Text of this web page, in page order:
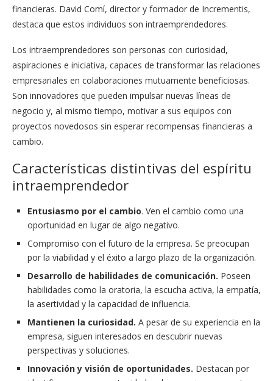
financieras. David Comí, director y formador de Incrementis,
destaca que estos individuos son intraemprendedores.
Los intraemprendedores son personas con curiosidad,
aspiraciones e iniciativa, capaces de transformar las relaciones
empresariales en colaboraciones mutuamente beneficiosas.
Son innovadores que pueden impulsar nuevas líneas de
negocio y, al mismo tiempo, motivar a sus equipos con
proyectos novedosos sin esperar recompensas financieras a
cambio.
Características distintivas del espíritu
intraemprendedor
Entusiasmo por el cambio. Ven el cambio como una
oportunidad en lugar de algo negativo.
Compromiso con el futuro de la empresa. Se preocupan
por la viabilidad y el éxito a largo plazo de la organización.
Desarrollo de habilidades de comunicación. Poseen
habilidades como la oratoria, la escucha activa, la empatía,
la asertividad y la capacidad de influencia.
Mantienen la curiosidad. A pesar de su experiencia en la
empresa, siguen interesados en descubrir nuevas
perspectivas y soluciones.
Innovación y visión de oportunidades. Destacan por